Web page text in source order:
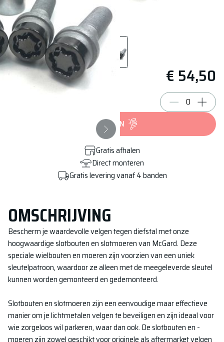
€ 54,50
BESTELLEN
Gratis afhalen
Direct monteren
Gratis levering vanaf 4 banden
OMSCHRIJVING
Bescherm je waardevolle velgen tegen diefstal met onze
hoogwaardige slotbouten en slotmoeren van McGard. Deze
speciale wielbouten en moeren zijn voorzien van een uniek
sleutelpatroon, waardoor ze alleen met de meegeleverde sleutel
kunnen worden gemonteerd en gedemonteerd.
Slotbouten en slotmoeren zijn een eenvoudige maar effectieve
manier om je lichtmetalen velgen te beveiligen en zijn ideaal voor
wie zorgeloos wil parkeren, waar dan ook. De slotbouten en -
moeren zijn zowel geschikt voor originele als aftermarket velgen